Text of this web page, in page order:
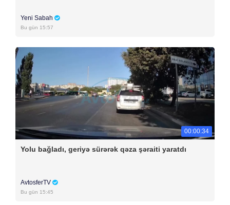
Yeni Sabah
Bu gün 15:57
00:00:34
Yolu bağladı, geriyə sürərək qəza şəraiti yaratdı
AvtosferTV
Bu gün 15:45